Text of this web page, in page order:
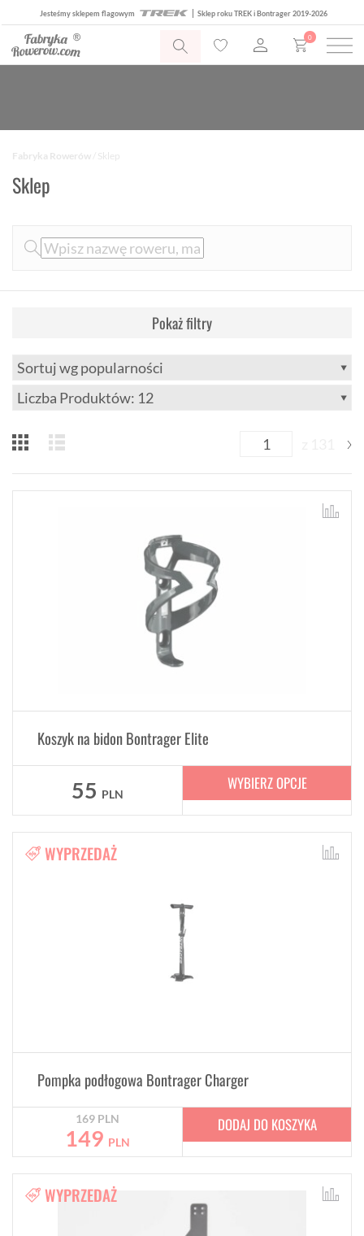
Jesteśmy sklepem flagowym Sklep roku TREK i Bontrager 2019-2026
0
Sklep
Fabryka Rowerów / Sklep
Pokaż filtry
Koszyk na bidon Bontrager Elite
55 PLN
WYBIERZ OPCJE
WYPRZEDAŻ
Pompka podłogowa Bontrager Charger
169 PLN
149 PLN
DODAJ DO KOSZYKA
WYPRZEDAŻ